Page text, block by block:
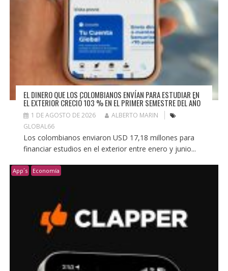
EL DINERO QUE LOS COLOMBIANOS ENVÍAN PARA ESTUDIAR EN
EL EXTERIOR CRECIÓ 103 % EN EL PRIMER SEMESTRE DEL AÑO
1 DE AGOSTO DE 2026
ALBERTO MARIN
GLOBAL66
Los colombianos enviaron USD 17,18 millones para
financiar estudios en el exterior entre enero y junio...
App´s Economía